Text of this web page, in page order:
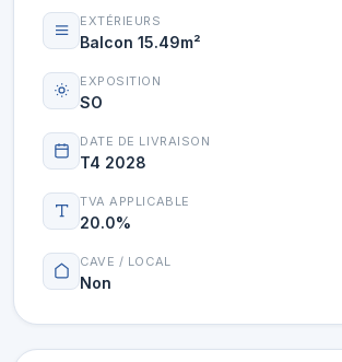
EXTÉRIEURS
Balcon 15.49m²
EXPOSITION
SO
DATE DE LIVRAISON
T4 2028
TVA APPLICABLE
20.0%
CAVE / LOCAL
Non